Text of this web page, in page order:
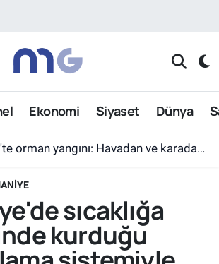
Ekonomi Siyaset Dünya
yangını: Havadan ve karadan müdahaleyle söndürüldü
sıcaklığa
kurduğu
Durumu ve Fikstür